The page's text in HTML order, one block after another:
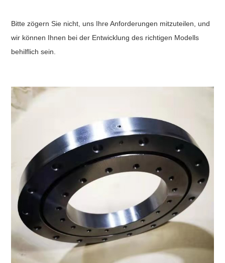
Bitte zögern Sie nicht, uns Ihre Anforderungen mitzuteilen, und
wir können Ihnen bei der Entwicklung des richtigen Modells
behilflich sein.